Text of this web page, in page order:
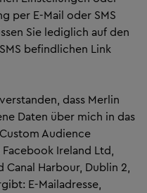
per E-Mail oder SMS
Sie lediglich auf den
befindlichen Link
dass Merlin
Daten über mich in das
Audience
Ireland Ltd,
Canal Harbour, Dublin 2,
E-Mailadresse,